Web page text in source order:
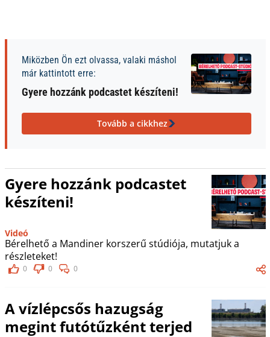
Miközben Ön ezt olvassa, valaki máshol
már kattintott erre:
Gyere hozzánk podcastet készíteni!
Tovább a cikkhez
Gyere hozzánk podcastet
készíteni!
Videó
Bérelhető a Mandiner korszerű stúdiója, mutatjuk a
részleteket!
0 0 0
A vízlépcsős hazugság
megint futótűzként terjed